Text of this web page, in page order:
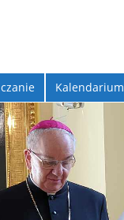
Kalendarium